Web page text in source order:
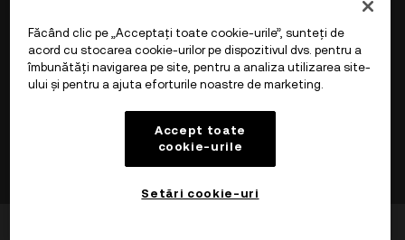
Mai multe despre OKX Web3
Produs
Făcând clic pe „Acceptați toate cookie-urile”, sunteți de
acord cu stocarea cookie-urilor pe dispozitivul dvs. pentru a
îmbunătăți navigarea pe site, pentru a analiza utilizarea site-
ului și pentru a ajuta eforturile noastre de marketing.
Accept toate
cookie-urile
Setări cookie-uri